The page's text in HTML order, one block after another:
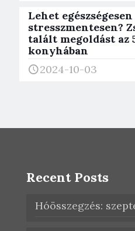
Lehet
stresszmentesen?
talált megoldást az
konyhában
2024-10-03
Recent Posts
Hóösszegzés: